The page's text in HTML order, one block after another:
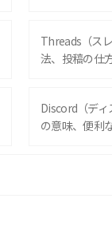
Threads（ス
法、投稿の仕
Discord（デ
の意味、便利